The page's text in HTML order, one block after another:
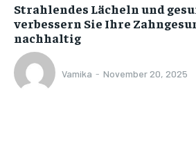
Strahlendes Lächeln und
verbessern Sie Ihre
nachhaltig
Vamika - November 20, 2025